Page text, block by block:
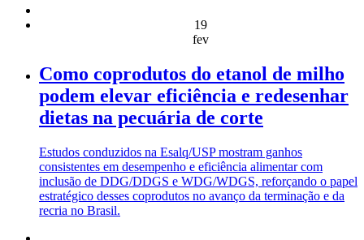
19
fev
Como coprodutos do etanol de milho
podem elevar eficiência e redesenhar
dietas na pecuária de corte
Estudos conduzidos na Esalq/USP mostram ganhos
consistentes em desempenho e eficiência alimentar com
inclusão de DDG/DDGS e WDG/WDGS, reforçando o papel
estratégico desses coprodutos no avanço da terminação e da
recria no Brasil.